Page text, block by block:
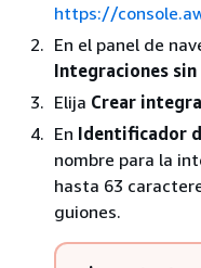
https://
En el panel de
Integraciones sin
Elija Crear
En Identificador
nombre para la
hasta 63
guiones.